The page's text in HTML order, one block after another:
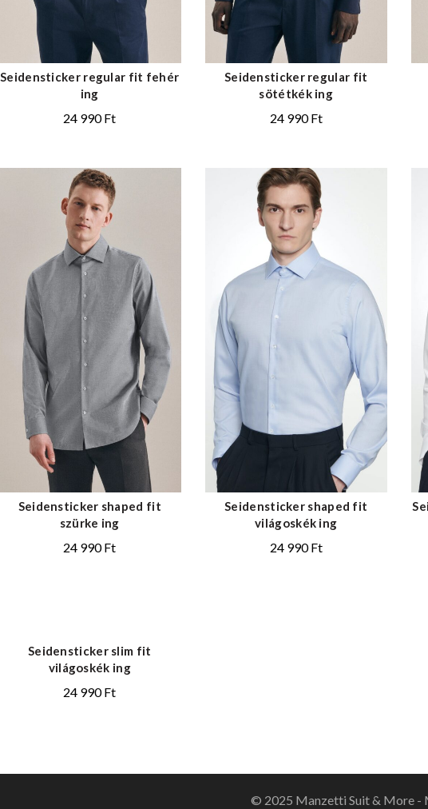
Seidensticker regular fit fehér
ing
24 990Ft
Seidensticker regular fit
sötétkék ing
24 990Ft
Seidensticker shaped fit
szürke ing
24 990Ft
Seidensticker shaped fit
világoskék ing
24 990Ft
Seidensticker slim fit
világoskék ing
24 990Ft
© 2025 Manzetti Suit & More -